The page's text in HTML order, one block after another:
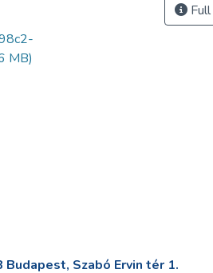
MB)
Budapest, Szabó Ervin tér 1.